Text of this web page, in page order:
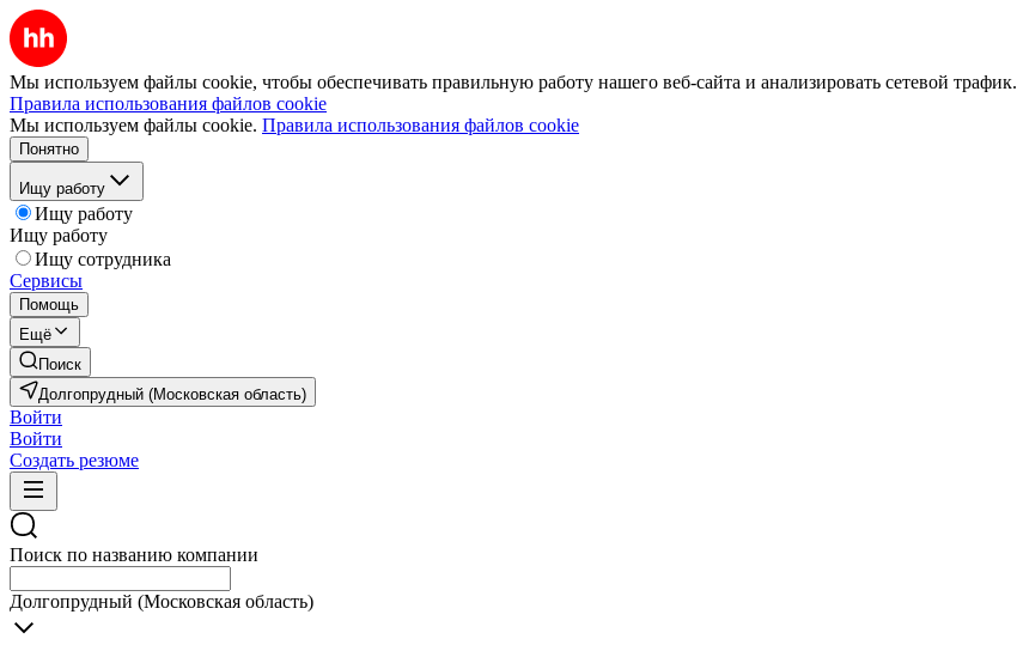
Мы используем файлы cookie, чтобы обеспечивать правильную работу нашего веб-сайта и анализировать сетевой трафик.
Правила использования файлов cookie
Мы используем файлы cookie. Правила использования файлов cookie
Понятно
Ищу работу
Ищу работу
Ищу работу
Ищу сотрудника
Сервисы
Помощь
Ещё
Поиск
Долгопрудный (Московская область)
Войти
Войти
Создать резюме
Поиск по названию компании
Долгопрудный (Московская область)